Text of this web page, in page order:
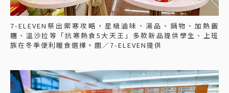
7-ELEVEN祭出禦寒攻略，星級滷味、湯品、鍋物、加熱飯
糰、溫沙拉等「抗寒熱食5大天王」多款新品提供學生、上班
族在冬季便利暖食選擇。圖／7-ELEVEN提供